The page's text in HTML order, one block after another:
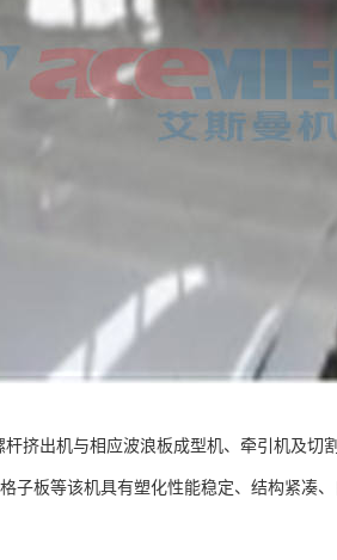
杆挤出机与相应波浪板成型机、牵引机及
子板等该机具有塑化性能稳定、结构紧凑